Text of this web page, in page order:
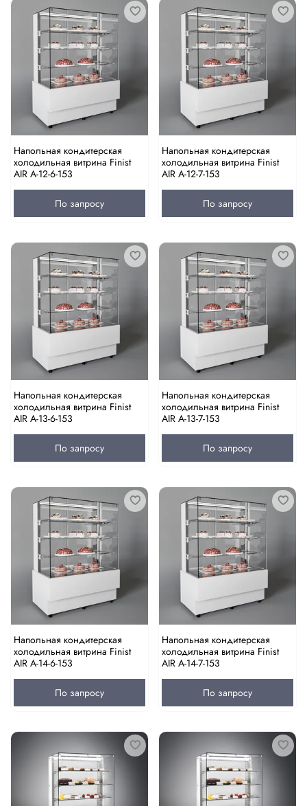
Напольная кондитерская
холодильная витрина Finist
AIR A-12-6-153
По запросу
Напольная кондитерская
холодильная витрина Finist
AIR A-12-7-153
По запросу
Напольная кондитерская
холодильная витрина Finist
AIR A-13-6-153
По запросу
Напольная кондитерская
холодильная витрина Finist
AIR A-13-7-153
По запросу
Напольная кондитерская
холодильная витрина Finist
AIR A-14-6-153
По запросу
Напольная кондитерская
холодильная витрина Finist
AIR A-14-7-153
По запросу